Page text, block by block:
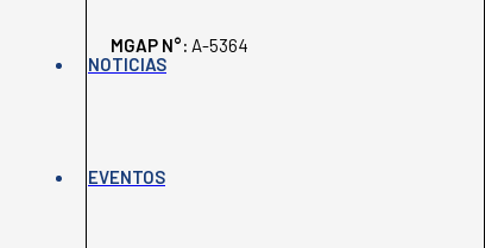
NOTICIAS
EVENTOS
MGAP N°: A-5364